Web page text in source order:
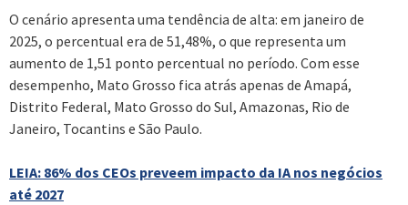
O cenário apresenta uma tendência de alta: em janeiro de
2025, o percentual era de 51,48%, o que representa um
aumento de 1,51 ponto percentual no período. Com esse
desempenho, Mato Grosso fica atrás apenas de Amapá,
Distrito Federal, Mato Grosso do Sul, Amazonas, Rio de
Janeiro, Tocantins e São Paulo.
LEIA: 86% dos CEOs preveem impacto da IA nos negócios
até 2027